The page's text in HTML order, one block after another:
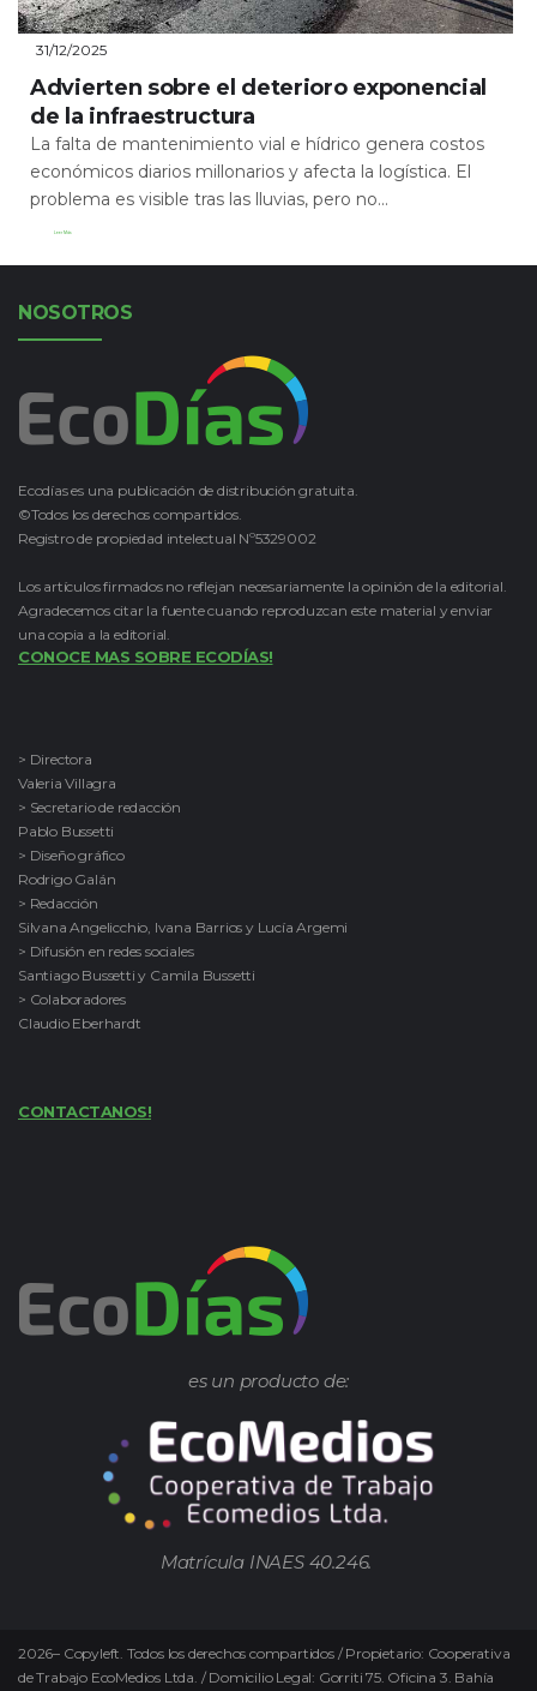
31/12/2025
Advierten sobre el deterioro exponencial
de la infraestructura
La falta de mantenimiento vial e hídrico genera costos
económicos diarios millonarios y afecta la logística. El
problema es visible tras las lluvias, pero no...
Leer Más
NOSOTROS
Ecodías es una publicación de distribución gratuita.
©Todos los derechos compartidos.
Registro de propiedad intelectual Nº5329002
Los artículos firmados no reflejan necesariamente la opinión de la editorial.
Agradecemos citar la fuente cuando reproduzcan este material y enviar
una copia a la editorial.
CONOCE MAS SOBRE ECODÍAS!
> Directora
Valeria Villagra
> Secretario de redacción
Pablo Bussetti
> Diseño gráfico
Rodrigo Galán
> Redacción
Silvana Angelicchio, Ivana Barrios y Lucía Argemi
> Difusión en redes sociales
Santiago Bussetti y Camila Bussetti
> Colaboradores
Claudio Eberhardt
CONTACTANOS!
es un producto de:
Matrícula INAES 40.246.
2026– Copyleft. Todos los derechos compartidos / Propietario: Cooperativa
de Trabajo EcoMedios Ltda. / Domicilio Legal: Gorriti 75. Oficina 3. Bahía